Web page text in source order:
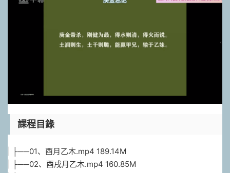
課程目錄
| ├──01、酉月乙木.mp4 189.14M
| ├──02、酉戌月乙木.mp4 160.85M